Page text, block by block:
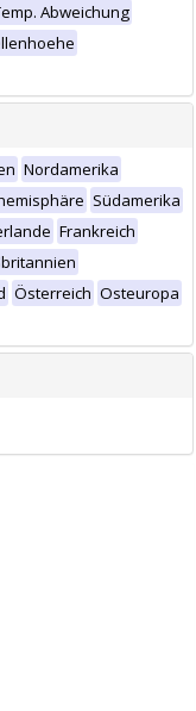
Abweichung
Nordamerika
Südamerika
Frankreich
Österreich Osteuropa